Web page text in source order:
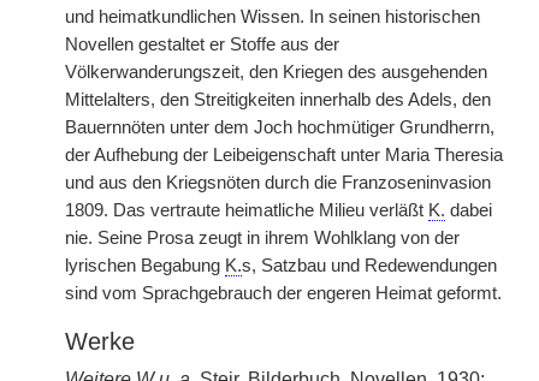
und heimatkundlichen Wissen. In seinen historischen
Novellen gestaltet er Stoffe aus der
Völkerwanderungszeit, den Kriegen des ausgehenden
Mittelalters, den Streitigkeiten innerhalb des Adels, den
Bauernnöten unter dem Joch hochmütiger Grundherrn,
der Aufhebung der Leibeigenschaft unter Maria Theresia
und aus den Kriegsnöten durch die Franzoseninvasion
1809. Das vertraute heimatliche Milieu verläßt K. dabei
nie. Seine Prosa zeugt in ihrem Wohlklang von der
lyrischen Begabung K.s, Satzbau und Redewendungen
sind vom Sprachgebrauch der engeren Heimat geformt.
Werke